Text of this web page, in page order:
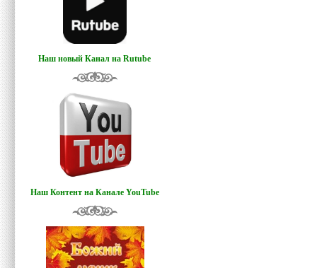
Наш новый Канал на Rutube
Наш Контент на Канале YouTube